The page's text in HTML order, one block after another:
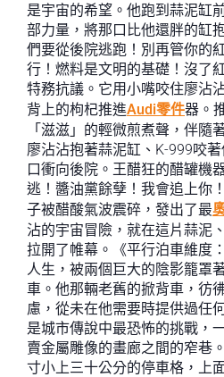
是宇宙的希望。他跑到蒜泥缸
部力量，將那口比他還胖的缸
們要從後院逃跑！別再管你的
行！燃料是文明的基礎！沒了
特務抗議。它用小嘴咬住廖沾
背上的枸杞推進Audi零件器。
「滋滋」的輕微煎煮聲，伴隨
廖沾沾抱著蒜泥缸、K-999咬
口衝向後院。王醋狂的醋罐機
逃！醬油黨餘孽！我會追上你
子被醋酸氣波震碎，發出了最
沾的宇宙冒險，就在這片蒜泥
拉開了帷幕。《平行泊車維度
人生，被兩個巨大的陰影籠罩
車。他那輛老舊的掀背車，彷
慮，從未在他需要時提供過任
是城市傳說中最恐怖的挑戰，
賣金屬雕像的畫廊之間的窄巷
寸小上三十公分的停車格，上